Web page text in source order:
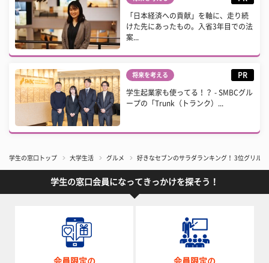
「日本経済への貢献」を軸に、走り続
けた先にあったもの。入省3年目での法
案...
将来を考える PR
学生起業家も使ってる！？ - SMBCグル
ープの「Trunk（トランク）...
学生の窓口トップ 大学生活 グルメ 好きなセブンのサラダランキング！ 3位グリル
学生の窓口会員になってきっかけを探そう！